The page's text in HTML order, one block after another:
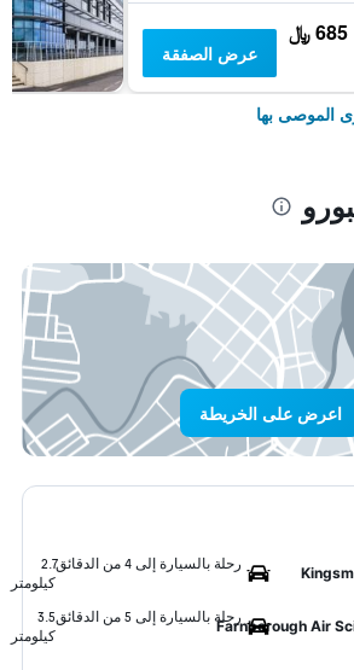
685 ﷼
عرض الصفقة
الموصى بها
اعرض على الخريطة
رحلة بالسيارة إلى 4 من الدقائق
2.7
كيلومتر
Farnborough Air
رحلة بالسيارة إلى 5 من الدقائق
3.5
كيلومتر